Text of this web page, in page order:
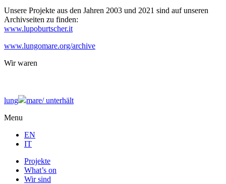
Unsere Projekte aus den Jahren 2003 und 2021 sind auf unseren
Archivseiten zu finden:
www.lupoburtscher.it
www.lungomare.org/archive
Wir waren
lung mare/unterhält
Menu
EN
IT
Projekte
What’s on
Wir sind